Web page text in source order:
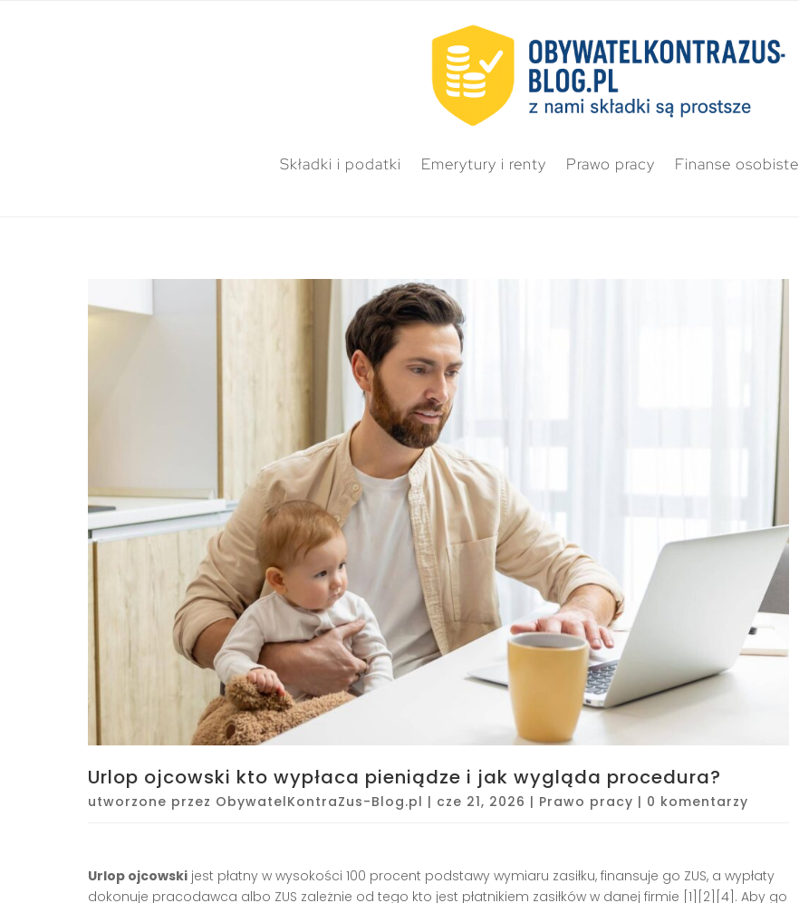
Składki i podatki Emerytury i renty Prawo pracy Finanse osobiste
Urlop ojcowski kto wypłaca pieniądze i jak wygląda procedura?
utworzone przez ObywatelKontraZus-Blog.pl | cze 21, 2026 | Prawo pracy | 0 komentarzy
Urlop ojcowski jest płatny w wysokości 100 procent podstawy wymiaru zasiłku, finansuje go ZUS, a wypłaty
dokonuje pracodawca albo ZUS zależnie od tego kto jest płatnikiem zasiłków w danej firmie [1][2][4]. Aby go